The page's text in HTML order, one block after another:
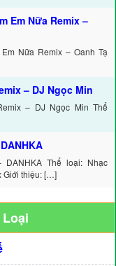
Em Nữa Remix –
Nữa Remix – Oanh Tạ
– DJ Ngọc Min
– DJ Ngọc Min Thể
Thể loại: Nhạc
Giới thiệu: […]